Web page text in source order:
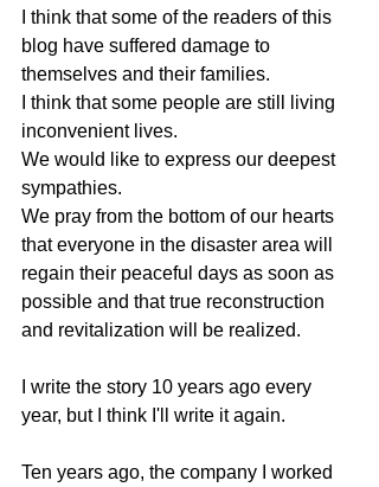
I think that some of the readers of this
blog have suffered damage to
themselves and their families.
I think that some people are still living
inconvenient lives.
We would like to express our deepest
sympathies.
We pray from the bottom of our hearts
that everyone in the disaster area will
regain their peaceful days as soon as
possible and that true reconstruction
and revitalization will be realized.
I write the story 10 years ago every
year, but I think I'll write it again.
Ten years ago, the company I worked